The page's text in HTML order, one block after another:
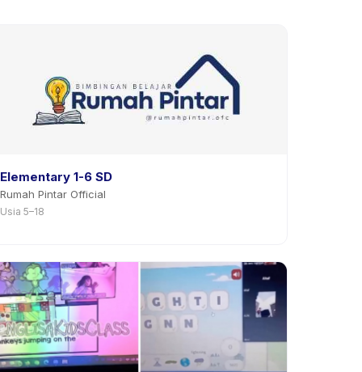
Elementary 1-6 SD
Rumah Pintar Official
Usia 5–18